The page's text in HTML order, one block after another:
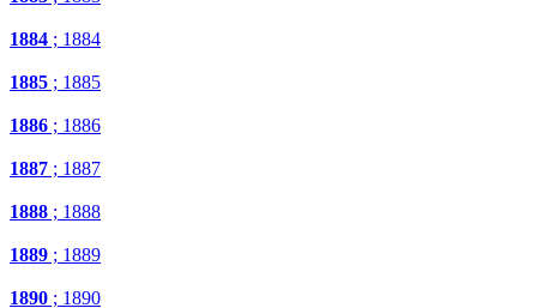
1884 ; 1884
1885 ; 1885
1886 ; 1886
1887 ; 1887
1888 ; 1888
1889 ; 1889
1890 ; 1890